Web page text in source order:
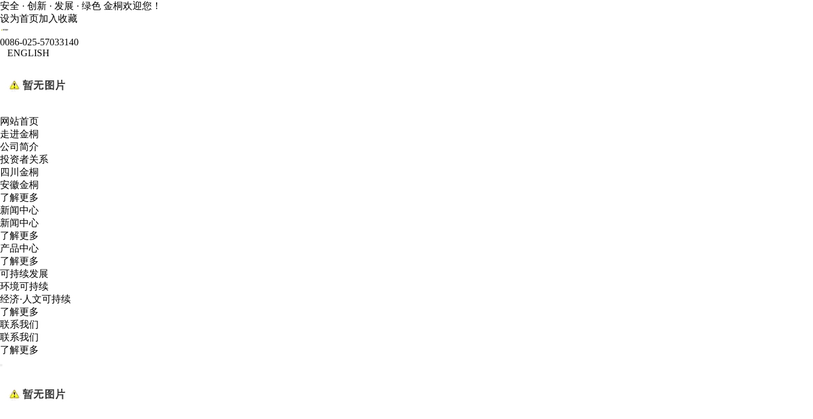
安全 · 创新 · 发展 · 绿色 金桐欢迎您！
设为首页加入收藏
0086-025-57033140
ENGLISH
网站首页
走进金桐
公司简介
投资者关系
四川金桐
安徽金桐
了解更多
新闻中心
新闻中心
了解更多
产品中心
了解更多
可持续发展
环境可持续
经济·人文可持续
了解更多
联系我们
联系我们
了解更多